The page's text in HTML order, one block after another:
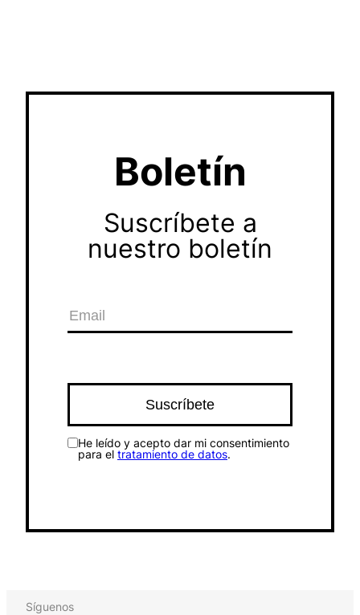
Boletín
Suscríbete a
nuestro boletín
He leído y acepto dar mi consentimiento
para el tratamiento de datos.
Síguenos